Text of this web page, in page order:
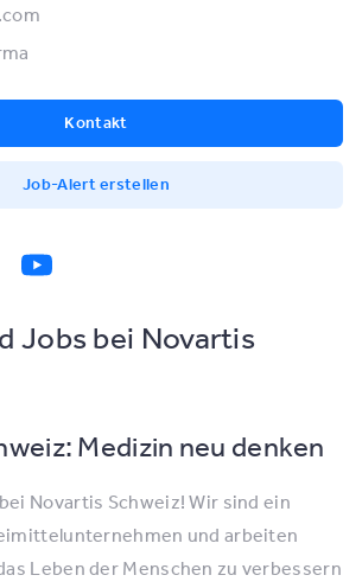
Kontakt
Job-Alert erstellen
Jobs bei Novartis
Medizin neu denken
Novartis Schweiz! Wir sind ein
und arbeiten
Leben der Menschen zu verbessern